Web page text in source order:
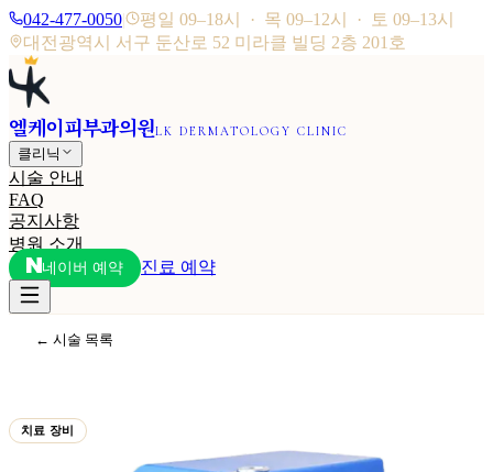
042-477-0050|
평일 09–18시 · 목 09–12시 · 토 09–13시
대전광역시 서구 둔산로 52 미라클 빌딩 2층 201호
엘케이피부과의원LK DERMATOLOGY CLINIC
클리닉
시술 안내
FAQ
공지사항
병원 소개
네이버 예약 진료 예약
← 시술 목록
치료 장비